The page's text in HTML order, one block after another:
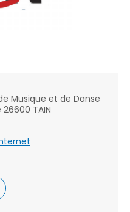
Musique et de Danse
TAIN